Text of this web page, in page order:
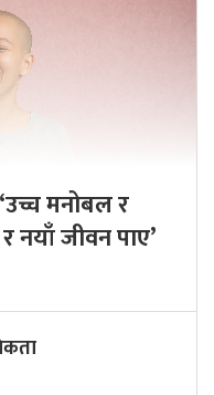
मनोबल र
नयाँ जीवन पाए’